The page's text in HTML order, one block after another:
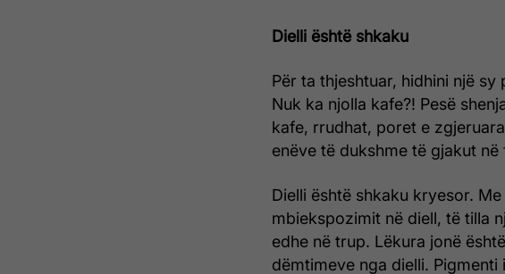
Dielli është shkaku
Për ta thjeshtuar, hidhini një
Nuk ka njolla kafe?! Pesë
kafe, rrudhat, poret e
enëve të dukshme të gjakut
Dielli është shkaku kryesor.
mbiekspozimit në diell, të tilla
edhe në trup. Lëkura jonë
dëmtimeve nga dielli. Pigmenti